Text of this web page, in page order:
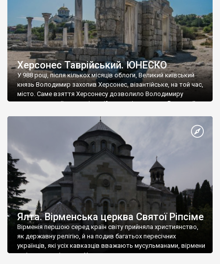
Херсонес Таврійський. ЮНЕСКО
У 988 році, після кількох місяців облоги, Великий київський
князь Володимир захопив Херсонес, візантійське, на той час,
місто. Саме взяття Херсонесу дозволило Володимиру
диктувати свої умови візантійському імператору Василю ІІ, та
Херсонесі Володимир-язичник, став Василем-християнином.
А потім було Хрещення Русі. На честь Херсонесу Таврійського
Ялта. Вірменська церква Святої Ріпсіме
Вірменія першою серед країн світу прийняла християнство,
як державну релігію, й на подив багатьох пересічних
українців, які усіх кавказців вважають мусульманами, вірмени
є відданими вірянами Христа